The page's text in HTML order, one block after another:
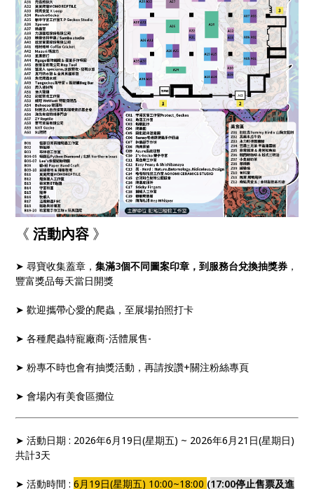
《活動內容 》
➤ 尋寶收集蓋章，集滿3個不同圖案印章，到服務台兌換抽獎券 ，
豐富獎品每天當日開獎
➤ 歡迎攜帶心愛的爬蟲，至展場拍照打卡
➤ 各種爬蟲特寵廠商-活體展售-
➤ 粉專不時也會有抽獎活動，再請按讚+關注粉絲專頁
➤ 會場內有美食區攤位
➤ 活動日期 : 2026年6月19日(星期五) ~ 2026年6月21日(星期日)
共計3天
➤ 活動時間 :6月19日(星期五) 10:00~18:00 (17:00停止售票及進